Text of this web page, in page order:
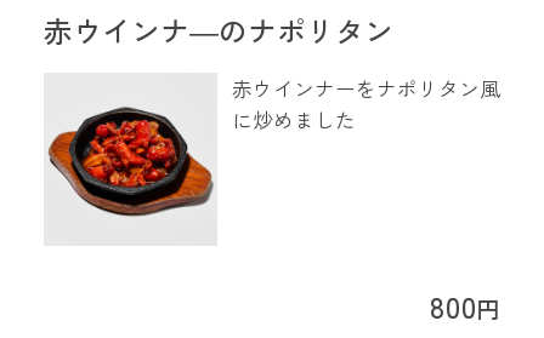
800円
赤ウインナ―のナポリタン
赤ウインナーをナポリタン風
に炒めました